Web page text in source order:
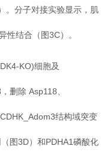
。分子对接实验显示，肌
性结合（图3C）。
KO)细胞及
删除 Asp118、
结构域突变
图3D）和PDHA1磷酸化